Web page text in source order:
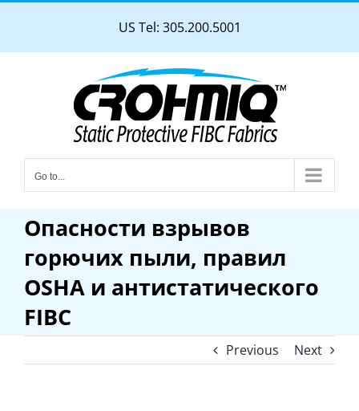
content
US Tel: 305.200.5001
Go to...
Опасности взрывов
горючих пыли, правил
OSHA и антистатического
FIBC
Previous Next